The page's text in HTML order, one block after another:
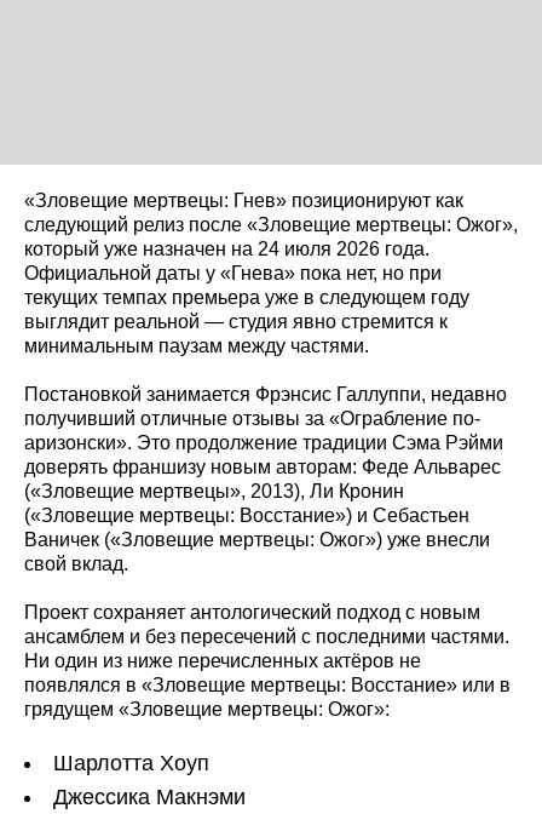
«Зловещие мертвецы: Гнев» позиционируют как
следующий релиз после «Зловещие мертвецы: Ожог»,
который уже назначен на 24 июля 2026 года.
Официальной даты у «Гнева» пока нет, но при
текущих темпах премьера уже в следующем году
выглядит реальной — студия явно стремится к
минимальным паузам между частями.
Постановкой занимается Фрэнсис Галлуппи, недавно
получивший отличные отзывы за «Ограбление по-
аризонски». Это продолжение традиции Сэма Рэйми
доверять франшизу новым авторам: Феде Альварес
(«Зловещие мертвецы», 2013), Ли Кронин
(«Зловещие мертвецы: Восстание») и Себастьен
Ваничек («Зловещие мертвецы: Ожог») уже внесли
свой вклад.
Проект сохраняет антологический подход с новым
ансамблем и без пересечений с последними частями.
Ни один из ниже перечисленных актёров не
появлялся в «Зловещие мертвецы: Восстание» или в
грядущем «Зловещие мертвецы: Ожог»:
Шарлотта Хоуп
Джессика Макнэми